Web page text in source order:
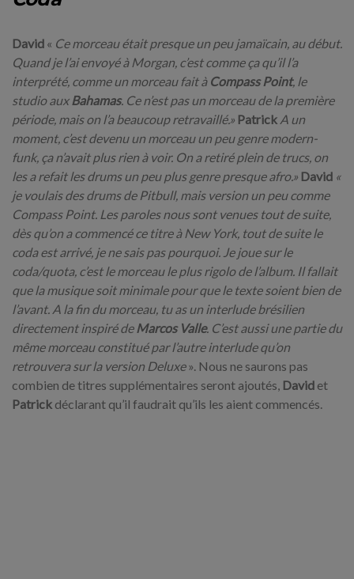
David « Ce morceau était presque un peu jamaïcain, au début.
Quand je l’ai envoyé à Morgan, c’est comme ça qu’il l’a
interprété, comme un morceau fait à Compass Point, le
studio aux Bahamas. Ce n’est pas un morceau de la première
période, mais on l’a beaucoup retravaillé.» Patrick A un
moment, c’est devenu un morceau un peu genre modern-
funk, ça n’avait plus rien à voir. On a retiré plein de trucs, on
les a refait les drums un peu plus genre presque afro.» David «
je voulais des drums de Pitbull, mais version un peu comme
Compass Point. Les paroles nous sont venues tout de suite,
dès qu’on a commencé ce titre à New York, tout de suite le
coda est arrivé, je ne sais pas pourquoi. Je joue sur le
coda/quota, c’est le morceau le plus rigolo de l’album. Il fallait
que la musique soit minimale pour que le texte soient bien de
l’avant. A la fin du morceau, tu as un interlude brésilien
directement inspiré de Marcos Valle. C’est aussi une partie du
même morceau constitué par l’autre interlude qu’on
retrouvera sur la version Deluxe». Nous ne saurons pas
combien de titres supplémentaires seront ajoutés, David et
Patrick déclarant qu’il faudrait qu’ils les aient commencés.